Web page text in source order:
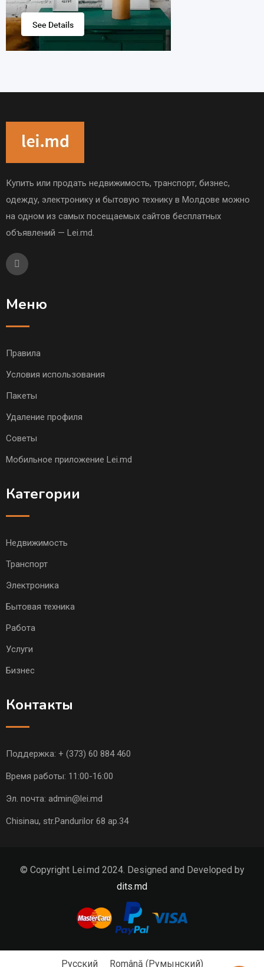
Купить или продать недвижимость, транспорт, бизнес,
одежду, электронику и бытовую технику в Молдове можно
на одном из самых посещаемых сайтов бесплатных
объявлений — Lei.md.
Меню
Правила
Условия использования
Пакеты
Удаление профиля
Советы
Мобильное приложение Lei.md
Категории
Недвижимость
Транспорт
Электроника
Бытовая техника
Работа
Услуги
Бизнес
Контакты
Поддержка: + (373) 60 884 460
Время работы: 11:00-16:00
Эл. почта: admin@lei.md
Chisinau, str.Pandurilor 68 ap.34
© Copyright Lei.md 2024. Designed and Developed by
dits.md
Русский Română (Румынский)